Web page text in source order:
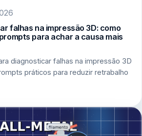
falhas na impressão 3D: como
para achar a causa mais
diagnosticar falhas na impressão 3D
práticos para reduzir retrabalho